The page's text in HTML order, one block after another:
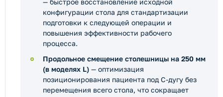
конфигурации стола для стандартизации
подготовки к следующей операции и
повышения эффективности рабочего
процесса.
Продольное смещение столешницы на 250 мм
(в моделях L) — оптимизация
позиционирования пациента под C-дугу без
перемещения всего стола, что сокращает